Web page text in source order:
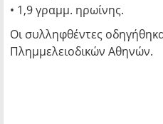
• 1,9 γραμμ. ηρωίνης.
Οι συλληφθέντες
Πλημμελειοδικών Αθηνών.